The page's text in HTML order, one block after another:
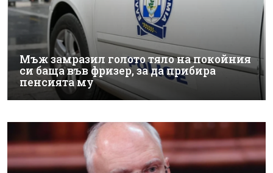
Мъж замразил голото тяло на покойния
си баща във фризер, за да прибира
пенсията му